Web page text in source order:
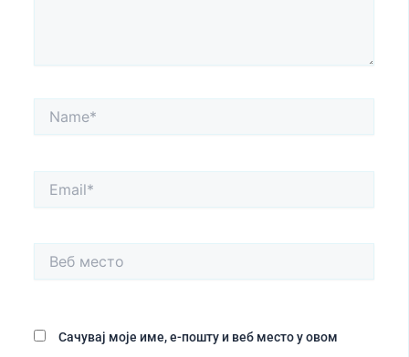
Name*
Email*
Веб
место
Сачувај моје име, е-пошту и веб место у овом